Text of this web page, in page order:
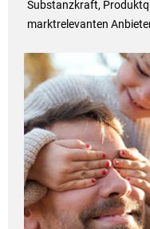
Substanzkraft,
marktrelevanten